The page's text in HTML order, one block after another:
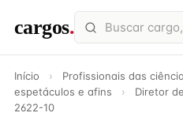
cargos.
Início › Profissionais das
espetáculos e afins
›
Diretor
2622-10